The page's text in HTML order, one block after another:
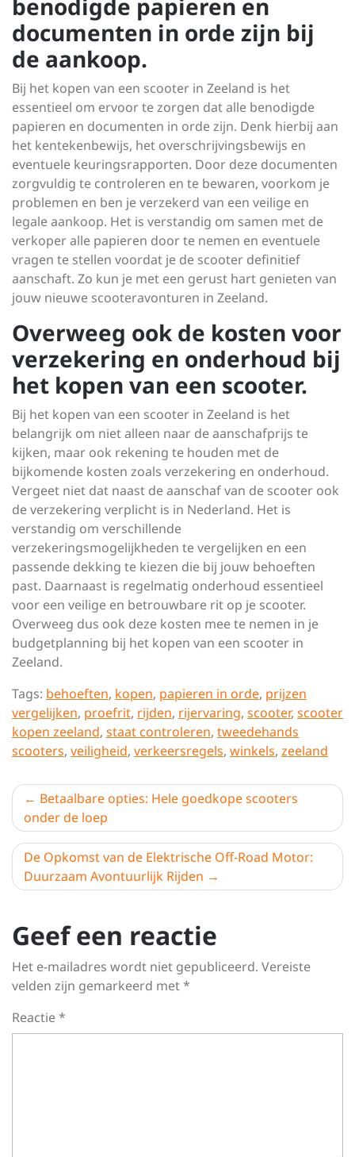
benodigde papieren en
documenten in orde zijn bij
de aankoop.
Bij het kopen van een scooter in Zeeland is het
essentieel om ervoor te zorgen dat alle benodigde
papieren en documenten in orde zijn. Denk hierbij aan
het kentekenbewijs, het overschrijvingsbewijs en
eventuele keuringsrapporten. Door deze documenten
zorgvuldig te controleren en te bewaren, voorkom je
problemen en ben je verzekerd van een veilige en
legale aankoop. Het is verstandig om samen met de
verkoper alle papieren door te nemen en eventuele
vragen te stellen voordat je de scooter definitief
aanschaft. Zo kun je met een gerust hart genieten van
jouw nieuwe scooteravonturen in Zeeland.
Overweeg ook de kosten voor
verzekering en onderhoud bij
het kopen van een scooter.
Bij het kopen van een scooter in Zeeland is het
belangrijk om niet alleen naar de aanschafprijs te
kijken, maar ook rekening te houden met de
bijkomende kosten zoals verzekering en onderhoud.
Vergeet niet dat naast de aanschaf van de scooter ook
de verzekering verplicht is in Nederland. Het is
verstandig om verschillende
verzekeringsmogelijkheden te vergelijken en een
passende dekking te kiezen die bij jouw behoeften
past. Daarnaast is regelmatig onderhoud essentieel
voor een veilige en betrouwbare rit op je scooter.
Overweeg dus ook deze kosten mee te nemen in je
budgetplanning bij het kopen van een scooter in
Zeeland.
Tags: behoeften, kopen, papieren in orde, prijzen
vergelijken, proefrit, rijden, rijervaring, scooter, scooter
kopen zeeland, staat controleren, tweedehands
scooters, veiligheid, verkeersregels, winkels, zeeland
Berichtnavigatie
Betaalbare opties: Hele goedkope scooters
onder de loep
De Opkomst van de Elektrische Off-Road Motor:
Duurzaam Avontuurlijk Rijden
Geef een reactie
Het e-mailadres wordt niet gepubliceerd. Vereiste
velden zijn gemarkeerd met*
Reactie*